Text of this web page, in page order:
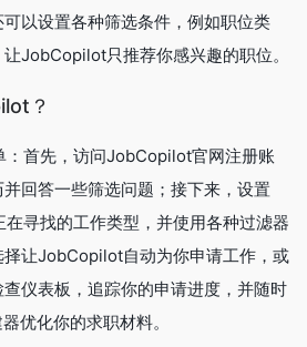
以设置各种筛选条件，例如职位类
JobCopilot只推荐你感兴趣的职位。
？
首先，访问JobCopilot官网注册账
回答一些筛选问题；接下来，设置
寻找的工作类型，并使用各种过滤器
让JobCopilot自动为你申请工作，或
仪表板，追踪你的申请进度，并随时
优化你的求职材料。